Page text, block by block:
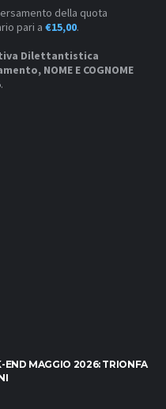
della quota
pari a €15,00.
Dilettantistica
NOME E COGNOME
.
END MAGGIO 2026: TRIONFA